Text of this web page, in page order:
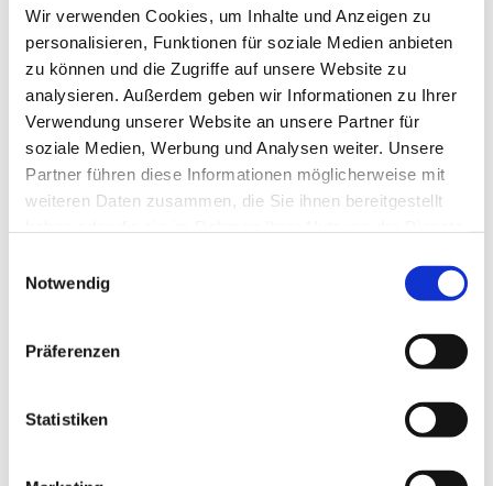
Wir verwenden Cookies, um Inhalte und Anzeigen zu
personalisieren, Funktionen für soziale Medien anbieten
zu können und die Zugriffe auf unsere Website zu
analysieren. Außerdem geben wir Informationen zu Ihrer
Verwendung unserer Website an unsere Partner für
soziale Medien, Werbung und Analysen weiter. Unsere
Partner führen diese Informationen möglicherweise mit
weiteren Daten zusammen, die Sie ihnen bereitgestellt
Notwendig
Präferenzen
Statistiken
Dies könnte Sie auch